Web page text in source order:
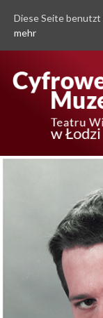
Diese Seite benutzt
mehr